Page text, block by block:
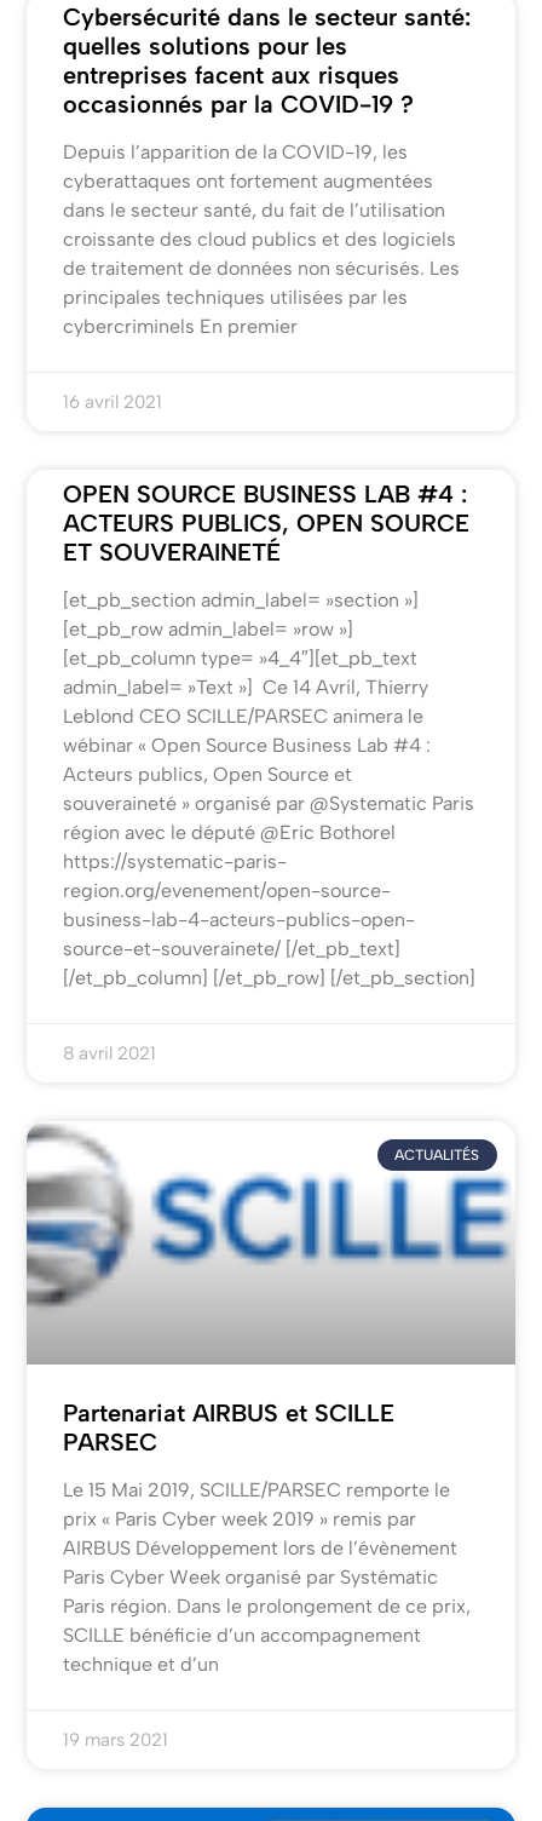
Cybersécurité dans le secteur santé:
quelles solutions pour les
entreprises facent aux risques
occasionnés par la COVID-19 ?
Depuis l’apparition de la COVID-19, les
cyberattaques ont fortement augmentées
dans le secteur santé, du fait de l’utilisation
croissante des cloud publics et des logiciels
de traitement de données non sécurisés. Les
principales techniques utilisées par les
cybercriminels En premier
16 avril 2021
OPEN SOURCE BUSINESS LAB #4 :
ACTEURS PUBLICS, OPEN SOURCE
ET SOUVERAINETÉ
[et_pb_section admin_label= »section »]
[et_pb_row admin_label= »row »]
[et_pb_column type= »4_4″][et_pb_text
admin_label= »Text »] Ce 14 Avril, Thierry
Leblond CEO SCILLE/PARSEC animera le
wébinar « Open Source Business Lab #4 :
Acteurs publics, Open Source et
souveraineté » organisé par @Systematic Paris
région avec le député @Eric Bothorel
https://systematic-paris-
region.org/evenement/open-source-
business-lab-4-acteurs-publics-open-
source-et-souverainete/ [/et_pb_text]
[/et_pb_column] [/et_pb_row] [/et_pb_section]
8 avril 2021
ACTUALITÉS
Partenariat AIRBUS et SCILLE
PARSEC
Le 15 Mai 2019, SCILLE/PARSEC remporte le
prix « Paris Cyber week 2019 » remis par
AIRBUS Développement lors de l’évènement
Paris Cyber Week organisé par Systématic
Paris région. Dans le prolongement de ce prix,
SCILLE bénéficie d’un accompagnement
technique et d’un
19 mars 2021